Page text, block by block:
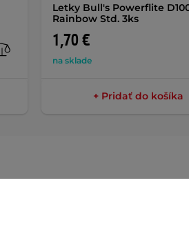
Letky Bull's Powerflite
Rainbow Std. 3ks
1,70 €
na sklade
+ Pridať do košíka